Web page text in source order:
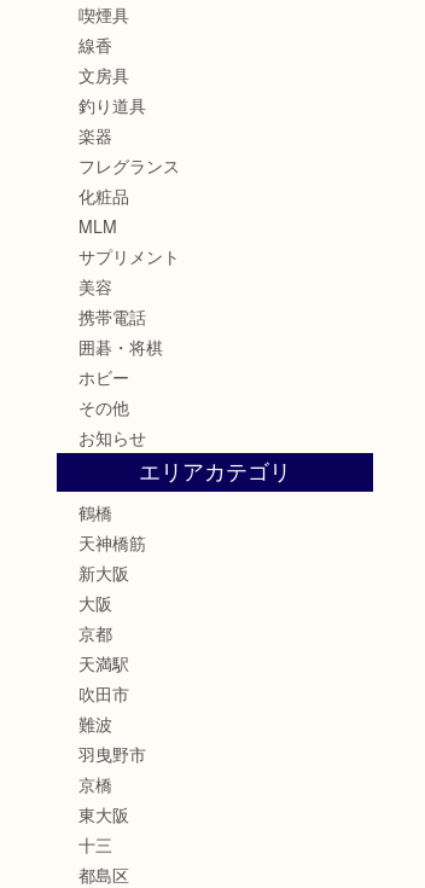
喫煙具
線香
文房具
釣り道具
楽器
フレグランス
化粧品
MLM
サプリメント
美容
携帯電話
囲碁・将棋
ホビー
その他
お知らせ
エリアカテゴリ
鶴橋
天神橋筋
新大阪
大阪
京都
天満駅
吹田市
難波
羽曳野市
京橋
東大阪
十三
都島区